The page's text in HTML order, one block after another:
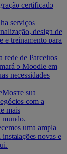
certificado
serviços
design de
e treinamento para
rede de Parceiros
o Moodle em
necessidades
Mostre sua
com a
mais
mundo.
uma ampla
instalações novas e